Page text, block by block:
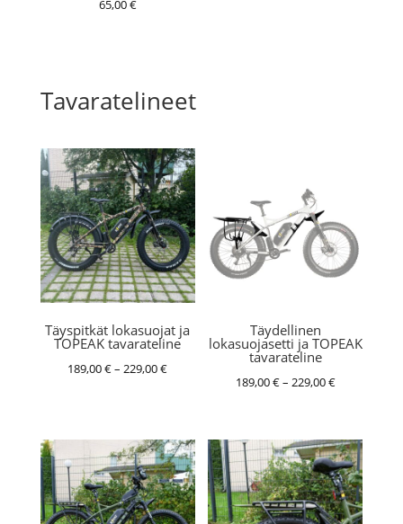
65,00€
Tavaratelineet
Täyspitkät lokasuojat ja
TOPEAK tavarateline
189,00€– 229,00€Hintaluokka:
229,00 €
Täydellinen
lokasuojasetti ja TOPEAK
tavarateline
189,00€– 229,00€Hintaluokka:
229,00 €